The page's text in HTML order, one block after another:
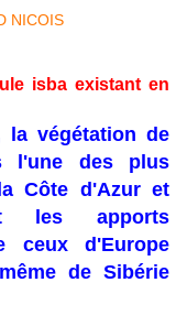
isba existant en
la végétation de
l'une des plus
Côte d'Azur et
les apports
ceux d'Europe
de Sibérie